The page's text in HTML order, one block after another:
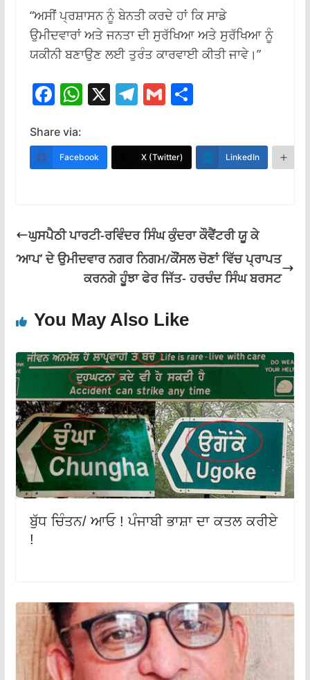
“ਅਸੀਂ ਪ੍ਰਸ਼ਾਸਨ ਨੂੰ ਬੇਨਤੀ ਕਰਦੇ ਹਾਂ ਕਿ ਸਾਡੇ
ਉਮੀਦਵਾਰਾਂ ਅਤੇ ਜਨਤਾ ਦੀ ਸੁਰੱਖਿਆ ਅਤੇ ਸੁਰੱਖਿਆ ਨੂੰ
ਯਕੀਨੀ ਬਣਾਉਣ ਲਈ ਤੁਰੰਤ ਕਾਰਵਾਈ ਕੀਤੀ ਜਾਵੇ।”
F
ac
e
b
k
W
h
at
s
p
X T
el
e
gr
G
m
ai
l
S
ar
e
Share via:
Facebook X (Twitter) LinkedIn
ਘੁਸਪੈਠੀ ਪਾਰਟੀ-ਰਵਿੰਦਰ ਸਿੰਘ ਕੁੰਦਰਾ ਕੌਵੈਂਟਰੀ ਯੂ ਕੇ
‘ਆਪ’ ਦੇ ਉਮੀਦਵਾਰ ਨਗਰ ਨਿਗਮ/ਕੌਂਸਲ ਚੋਣਾਂ ਵਿੱਚ ਪ੍ਰਾਪਤ
ਕਰਨਗੇ ਹੂੰਝਾ ਫੇਰ ਜਿੱਤ- ਹਰਚੰਦ ਸਿੰਘ ਬਰਸਟ
You May Also Like
ਬੁੱਧ ਚਿੰਤਨ/ ਆਓ ! ਪੰਜਾਬੀ ਭਾਸ਼ਾ ਦਾ ਕਤਲ ਕਰੀਏ
!